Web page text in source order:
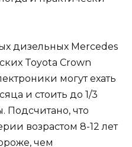
дизельных Mercedes
Toyota Crown
могут ехать
и стоить до 1/3
Подсчитано, что
возрастом 8-12 лет
чем